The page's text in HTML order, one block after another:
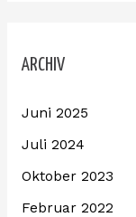
ARCHIV
Juni 2025
Juli 2024
Oktober 2023
Februar 2022